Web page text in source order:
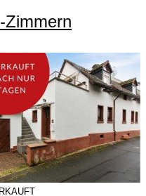
Zimmern